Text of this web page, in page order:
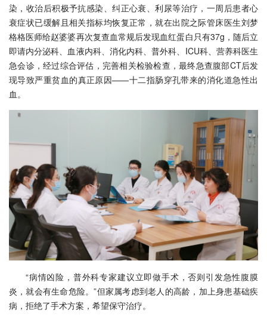
染，收治后积极予抗感染、纠正心衰、利尿等治疗，一周后患者心
衰症状已缓解且相关指标均恢复正常，就在出院之际管床医生刘梦
格格医师给赵婆婆再次复查血常规后发现血红蛋白只有37g，随后立
即请内分泌科、血液内科、消化内科、普外科、ICU科、营养科医生
急会诊，经过综合评估，完善相关检验检查，最终急查腹部CT后发
现导致严重贫血的真正原因——十二指肠穿孔带来的消化道急性出
血。
“病情凶险，普外科专家建议立即做手术，否则引发急性腹膜
炎，就会有生命危险。”但家属考虑到老人的高龄，加上身患基础疾
病，拒绝了手术方案，希望保守治疗。